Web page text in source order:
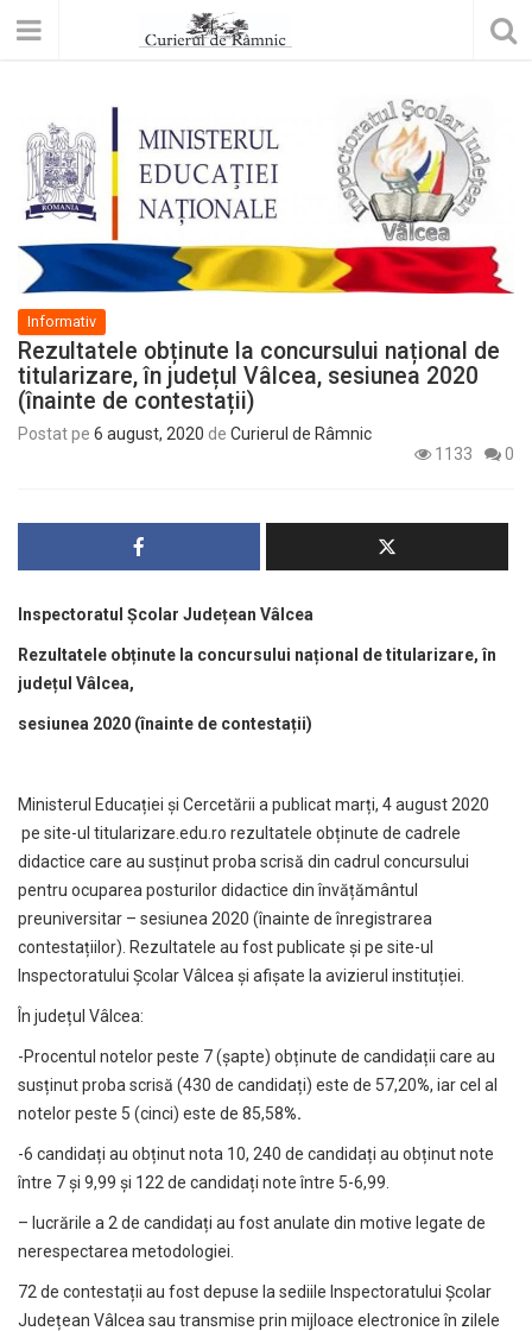
Informativ
Rezultatele obținute la concursului național de
titularizare, în județul Vâlcea, sesiunea 2020
(înainte de contestații)
Postat pe 6 august, 2020 de Curierul de Râmnic
1133
0
Inspectoratul Școlar Județean Vâlcea
Rezultatele obținute la concursului național de titularizare, în
județul Vâlcea,
sesiunea 2020 (înainte de contestații)
Ministerul Educației și Cercetării a publicat marți, 4 august 2020
pe site-ul titularizare.edu.ro rezultatele obținute de cadrele
didactice care au susținut proba scrisă din cadrul concursului
pentru ocuparea posturilor didactice din învățământul
preuniversitar – sesiunea 2020 (înainte de înregistrarea
contestațiilor). Rezultatele au fost publicate și pe site-ul
Inspectoratului Școlar Vâlcea și afișate la avizierul instituției.
În județul Vâlcea:
-Procentul notelor peste 7 (șapte) obținute de candidații care au
susținut proba scrisă (430 de candidați) este de 57,20%, iar cel al
notelor peste 5 (cinci) este de 85,58%.
-6 candidați au obținut nota 10, 240 de candidați au obținut note
între 7 și 9,99 și 122 de candidați note între 5-6,99.
– lucrările a 2 de candidați au fost anulate din motive legate de
nerespectarea metodologiei.
72 de contestații au fost depuse la sediile Inspectoratului Școlar
Județean Vâlcea sau transmise prin mijloace electronice în zilele